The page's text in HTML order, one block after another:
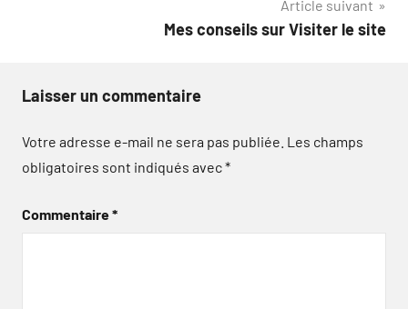
Article suivant
Mes conseils sur Visiter le site
Laisser un commentaire
Votre adresse e-mail ne sera pas publiée. Les champs
obligatoires sont indiqués avec*
Commentaire*